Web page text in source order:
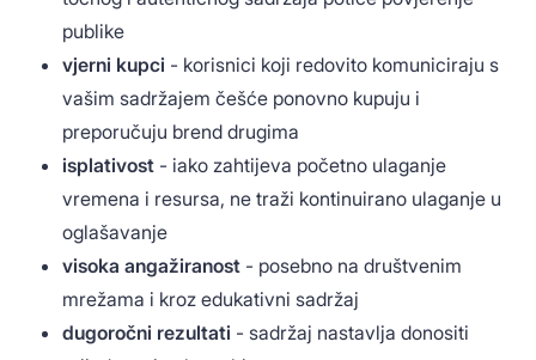
publike
vjerni kupci - korisnici koji redovito komuniciraju s
vašim sadržajem češće ponovno kupuju i
preporučuju brend drugima
isplativost - iako zahtijeva početno ulaganje
vremena i resursa, ne traži kontinuirano ulaganje u
oglašavanje
visoka angažiranost - posebno na društvenim
mrežama i kroz edukativni sadržaj
dugoročni rezultati - sadržaj nastavlja donositi